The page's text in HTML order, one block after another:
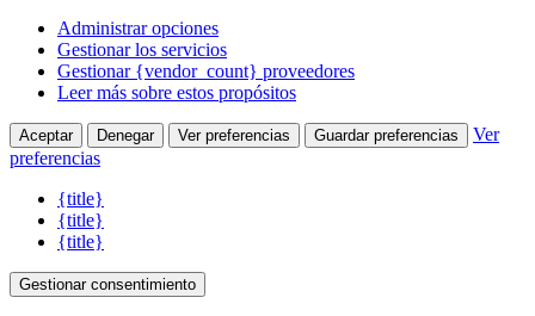
Administrar opciones
Gestionar los servicios
Gestionar {vendor_count} proveedores
Leer más sobre estos propósitos
Aceptar Denegar Ver preferencias Guardar preferencias
Ver
preferencias
{title}
{title}
{title}
Gestionar consentimiento